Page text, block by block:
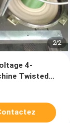
2/2
4-
Twisted